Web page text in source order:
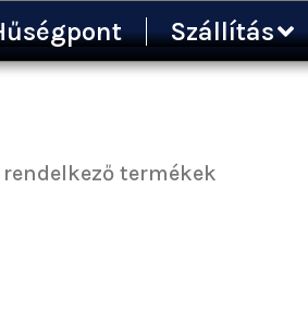
Szállítás
termékek